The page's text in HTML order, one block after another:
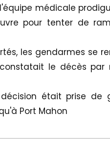
médicale
pour tenter de
les gendarmes se
le décès par
était prise de
Port Mahon